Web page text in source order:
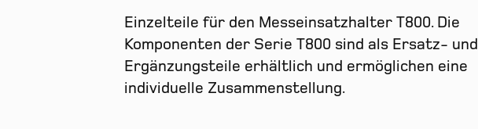
Einzelteile für den Messeinsatzhalter T800. Die
Komponenten der Serie T800 sind als Ersatz- und
Ergänzungsteile erhältlich und ermöglichen eine
individuelle Zusammenstellung.